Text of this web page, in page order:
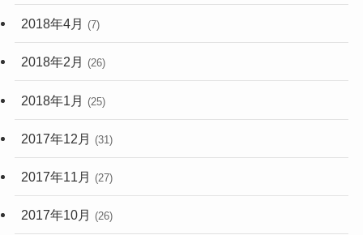
2018年4月 (7)
2018年2月 (26)
2018年1月 (25)
2017年12月 (31)
2017年11月 (27)
2017年10月 (26)